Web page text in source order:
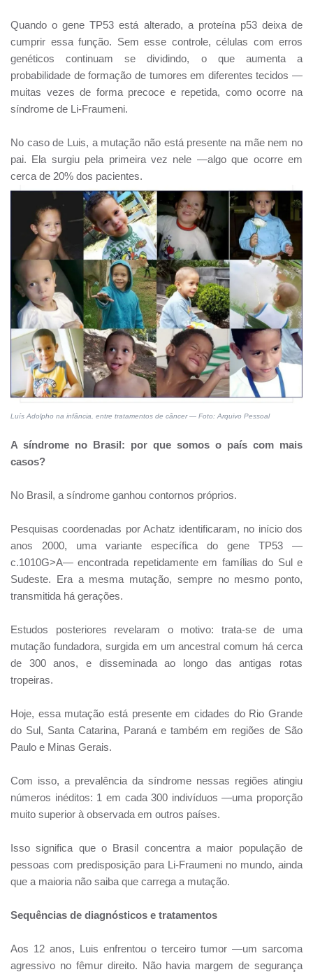
Quando o gene TP53 está alterado, a proteína p53 deixa de
cumprir essa função. Sem esse controle, células com erros
genéticos continuam se dividindo, o que aumenta a
probabilidade de formação de tumores em diferentes tecidos —
muitas vezes de forma precoce e repetida, como ocorre na
síndrome de Li-Fraumeni.
No caso de Luis, a mutação não está presente na mãe nem no
pai. Ela surgiu pela primeira vez nele —algo que ocorre em
cerca de 20% dos pacientes.
Luís Adolpho na infância, entre tratamentos de câncer — Foto: Arquivo Pessoal
A síndrome no Brasil: por que somos o país com mais
casos?
No Brasil, a síndrome ganhou contornos próprios.
Pesquisas coordenadas por Achatz identificaram, no início dos
anos 2000, uma variante específica do gene TP53 —
c.1010G>A— encontrada repetidamente em famílias do Sul e
Sudeste. Era a mesma mutação, sempre no mesmo ponto,
transmitida há gerações.
Estudos posteriores revelaram o motivo: trata-se de uma
mutação fundadora, surgida em um ancestral comum há cerca
de 300 anos, e disseminada ao longo das antigas rotas
tropeiras.
Hoje, essa mutação está presente em cidades do Rio Grande
do Sul, Santa Catarina, Paraná e também em regiões de São
Paulo e Minas Gerais.
Com isso, a prevalência da síndrome nessas regiões atingiu
números inéditos: 1 em cada 300 indivíduos —uma proporção
muito superior à observada em outros países.
Isso significa que o Brasil concentra a maior população de
pessoas com predisposição para Li-Fraumeni no mundo, ainda
que a maioria não saiba que carrega a mutação.
Sequências de diagnósticos e tratamentos
Aos 12 anos, Luis enfrentou o terceiro tumor —um sarcoma
agressivo no fêmur direito. Não havia margem de segurança